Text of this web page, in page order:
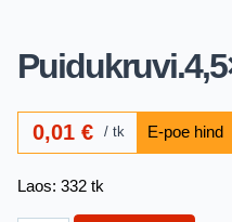
0,01€ tk
Laos: 332 tk